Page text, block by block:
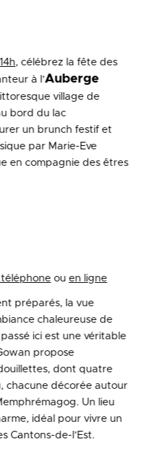
, célébrez la fête des
à l’Auberge
village de
bord du lac
un brunch festif et
par Marie-Eve
en compagnie des êtres
ouen ligne
préparés, la vue
chaleureuse de
ici est une véritable
propose
dont quatre
chacune décorée autour
Un lieu
idéal pour vivre un
Cantons-de-l’Est.